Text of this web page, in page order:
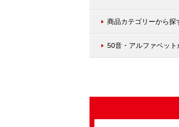
商品カテゴリーから探
50音・アルファベット